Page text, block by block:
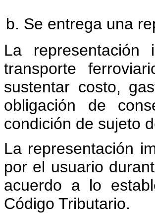
Se entrega una
La
transporte
sustentar costo,
obligación de
condición de sujeto
La representación
por el usuario
acuerdo a lo
Código Tributario.